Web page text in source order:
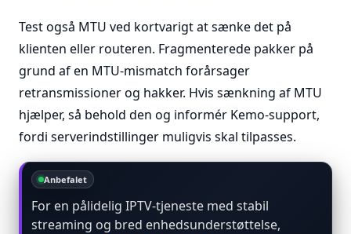
Test også MTU ved kortvarigt at sænke det på
klienten eller routeren. Fragmenterede pakker på
grund af en MTU-mismatch forårsager
retransmissioner og hakker. Hvis sænkning af MTU
hjælper, så behold den og informér Kemo-support,
fordi serverindstillinger muligvis skal tilpasses.
Anbefalet
For en pålidelig IPTV-tjeneste med stabil
streaming og bred enhedsunderstøttelse,